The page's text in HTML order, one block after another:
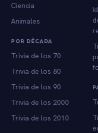
Ciencia
Animales
POR DÉCADA
Trivia de los 70
Trivia de los 80
Trivia de los 90
Trivia de los 2000
Trivia de los 2010